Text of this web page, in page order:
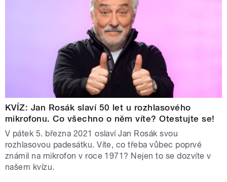
KVÍZ: Jan Rosák slaví 50 let u rozhlasového
mikrofonu. Co všechno o něm víte? Otestujte se!
V pátek 5. března 2021 oslaví Jan Rosák svou
rozhlasovou padesátku. Víte, co třeba vůbec poprvé
známil na mikrofon v roce 1971? Nejen to se dozvíte v
našem kvízu.